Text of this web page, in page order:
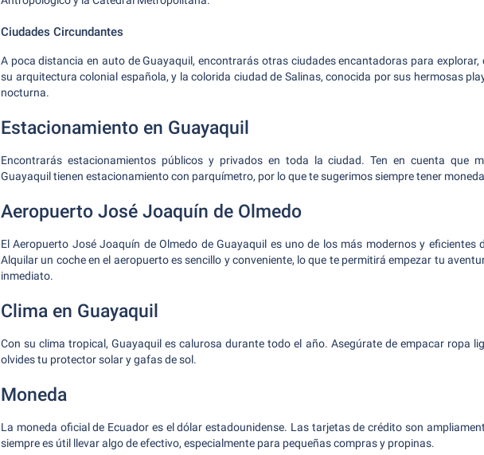
Ciudades Circundantes
A poca distancia en auto de Guayaquil, encontrarás otras ciudades encantadoras para explorar,
su arquitectura colonial española, y la colorida ciudad de Salinas, conocida por sus hermosas
nocturna.
Estacionamiento en Guayaquil
Encontrarás estacionamientos públicos y privados en toda la ciudad. Ten en cuenta que
Guayaquil tienen estacionamiento con parquímetro, por lo que te sugerimos siempre tener
Aeropuerto José Joaquín de Olmedo
El Aeropuerto José Joaquín de Olmedo de Guayaquil es uno de los más modernos y eficientes
Alquilar un coche en el aeropuerto es sencillo y conveniente, lo que te permitirá empezar tu
inmediato.
Clima en Guayaquil
Con su clima tropical, Guayaquil es calurosa durante todo el año. Asegúrate de empacar ropa
olvides tu protector solar y gafas de sol.
Moneda
La moneda oficial de Ecuador es el dólar estadounidense. Las tarjetas de crédito son
siempre es útil llevar algo de efectivo, especialmente para pequeñas compras y propinas.